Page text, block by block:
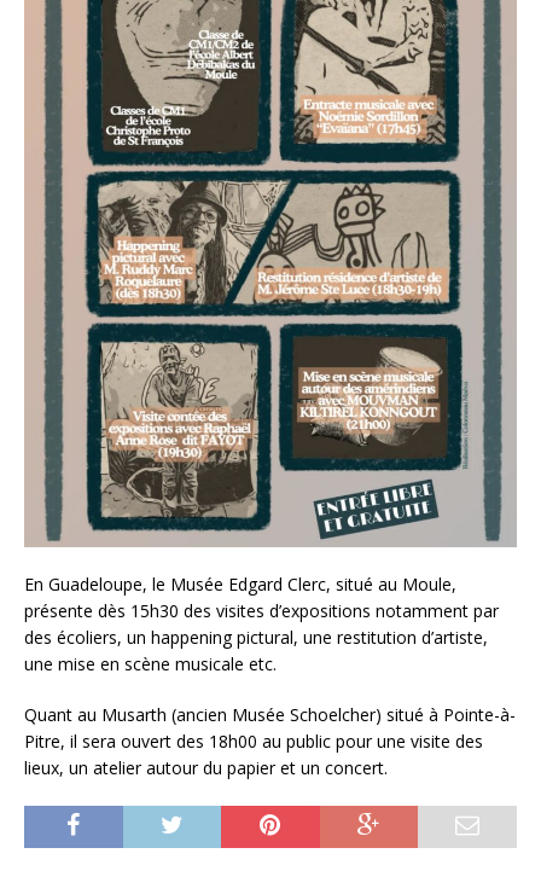
En Guadeloupe, le Musée Edgard Clerc, situé au Moule,
présente dès 15h30 des visites d’expositions notamment par
des écoliers, un happening pictural, une restitution d’artiste,
une mise en scène musicale etc.
Quant au Musarth (ancien Musée Schoelcher) situé à Pointe-à-
Pitre, il sera ouvert des 18h00 au public pour une visite des
lieux, un atelier autour du papier et un concert.